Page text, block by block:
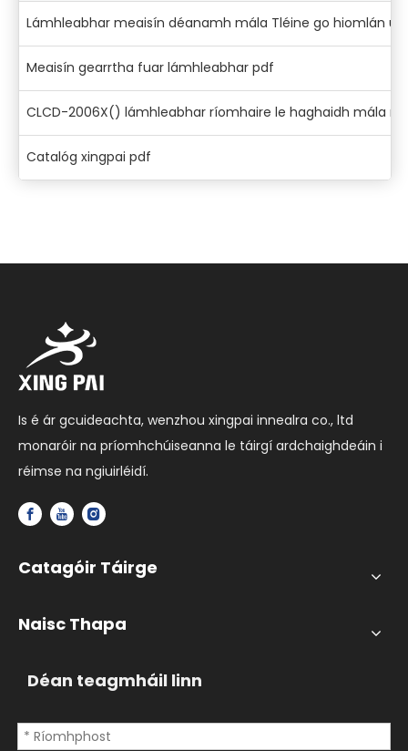
Lámhleabhar meaisín déanamh mála Tléine go hiomlán
Meaisín gearrtha fuar lámhleabhar pdf
CLCD-2006X() lámhleabhar ríomhaire le haghaidh mála
Catalóg xingpai pdf
Is é ár gcuideachta, wenzhou xingpai innealra co., ltd
monaróir na príomhchúiseanna le táirgí ardchaighdeáin i
réimse na ngiuirléidí.
Catagóir Táirge
Naisc Thapa
Déan teagmháil linn